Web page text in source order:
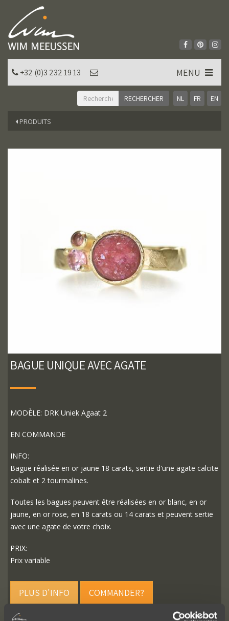
NL FR EN
+32 (0)3 232 19 13 MENU
PRODUITS
BAGUE UNIQUE AVEC AGATE
MODÈLE: DRK Uniek Agaat 2
EN COMMANDE
INFO:
Bague réalisée en or jaune 18 carats, sertie d'une agate calcite
cobalt et 2 tourmalines.
Toutes les bagues peuvent être réalisées en or blanc, en or
jaune, en or rose, en 18 carats ou 14 carats et peuvent sertie
avec une agate de votre choix.
PRIX:
Prix variable
PLUS D'INFO COMMANDER?